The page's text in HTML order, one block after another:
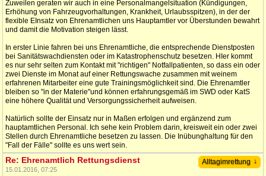
Zuweilen geraten wir auch in eine Personalmangelsituation (Kündigungen,
Erhöhung von Fahrzeugvorhaltungen, Krankheit, Urlaubsspitzen), in der der
flexible EInsatz von Ehrenamtlichen uns Hauptamtler vor Überstunden bewahrt
und damit die Motivation steigen lässt.
In erster Linie fahren bei uns Ehrenamtliche, die entsprechende Dienstposten
bei Sanitätswachdiensten oder im Katastrophenschutz besetzen. HIer kommt
es nur sehr selten zum Kontakt mit "richtigen" Notfallpatienten, so dass ein oder
zwei Dienste im Monat auf einer Rettungswache zusammen mit weinem
erfahrenen Mitarbeiter eine gute Trainingsmöglichkeit sind. Die Ehrenamtler
bleiben so "in der Materie"und können erfahrungsgemäß im SWD oder KatS
eine höhere Qualität und Versorgungssicherheit aufweisen.
Natürlich sollte der Einsatz nur in Maßen erfolgen und ergänzend zum
hauptamtlichen Personal. Ich sehe kein Problem darin, kreisweit ein oder zwei
Stellen durch Ehrenamtliche besetzen zu lassen. Die Inübunghaltung für den
"Fall der Fälle" sollte es uns wert sein.
Alltagimrettung ↓
Re: Ehrenamtlich Rettungsdienst
15.01.2016, 07:25